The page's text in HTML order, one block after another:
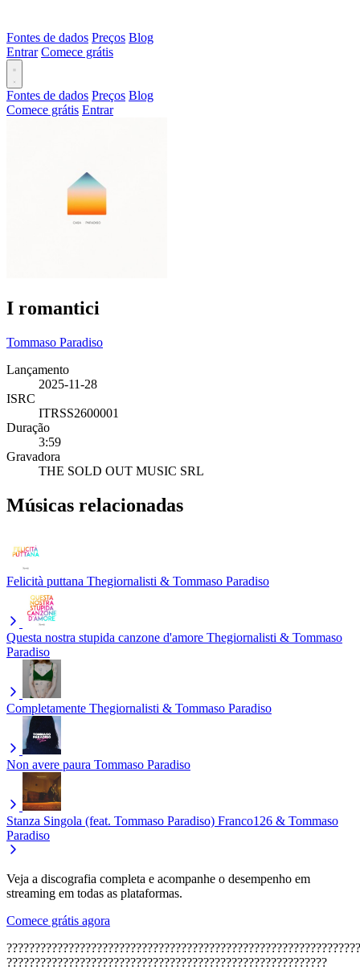
Fontes de dados Preços Blog
Entrar Comece grátis
Fontes de dados Preços Blog
Comece grátis Entrar
I romantici
Tommaso Paradiso
Lançamento
2025-11-28
ISRC
ITRSS2600001
Duração
3:59
Gravadora
THE SOLD OUT MUSIC SRL
Músicas relacionadas
Felicità puttana Thegiornalisti & Tommaso Paradiso
Questa nostra stupida canzone d'amore Thegiornalisti & Tommaso
Paradiso
Completamente Thegiornalisti & Tommaso Paradiso
Non avere paura Tommaso Paradiso
Stanza Singola (feat. Tommaso Paradiso) Franco126 & Tommaso
Paradiso
Veja a discografia completa e acompanhe o desempenho em
streaming em todas as plataformas.
Comece grátis agora
?????????????????????????????????????????????????????????